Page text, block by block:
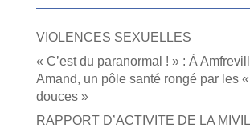
VIOLENCES SEXUELLES
« C’est du paranormal ! » : À
Amand, un pôle santé rongé par les
douces »
RAPPORT D’ACTIVITE DE LA